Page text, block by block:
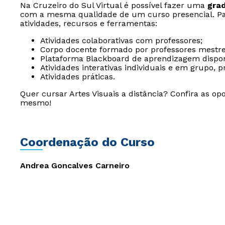
Na Cruzeiro do Sul Virtual é possível fazer uma
com a mesma qualidade de um curso presencial.
atividades, recursos e ferramentas:
Atividades colaborativas com professores;
Corpo docente formado por professores
Plataforma Blackboard de aprendizagem
Atividades interativas individuais e em grupo,
Atividades práticas.
Quer cursar Artes Visuais a distância? Confira as
mesmo!
Coordenação do Curso
Andrea Goncalves Carneiro